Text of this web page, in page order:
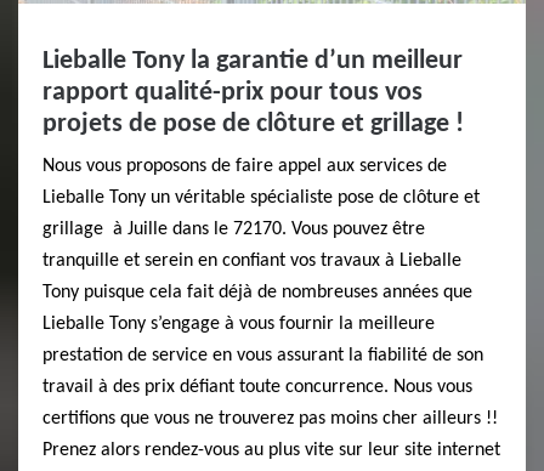
Lieballe Tony la garantie d’un meilleur
rapport qualité-prix pour tous vos
projets de pose de clôture et grillage !
Nous vous proposons de faire appel aux services de
Lieballe Tony un véritable spécialiste pose de clôture et
grillage à Juille dans le 72170. Vous pouvez être
tranquille et serein en confiant vos travaux à Lieballe
Tony puisque cela fait déjà de nombreuses années que
Lieballe Tony s’engage à vous fournir la meilleure
prestation de service en vous assurant la fiabilité de son
travail à des prix défiant toute concurrence. Nous vous
certifions que vous ne trouverez pas moins cher ailleurs !!
Prenez alors rendez-vous au plus vite sur leur site internet